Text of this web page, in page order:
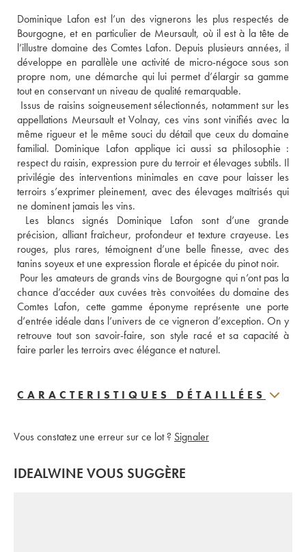
Dominique Lafon est l’un des vignerons les plus respectés de
Bourgogne, et en particulier de Meursault, où il est à la tête de
l’illustre domaine des Comtes Lafon. Depuis plusieurs années, il
développe en parallèle une activité de micro-négoce sous son
propre nom, une démarche qui lui permet d’élargir sa gamme
tout en conservant un niveau de qualité remarquable.
Issus de raisins soigneusement sélectionnés, notamment sur les
appellations Meursault et Volnay, ces vins sont vinifiés avec la
même rigueur et le même souci du détail que ceux du domaine
familial. Dominique Lafon applique ici aussi sa philosophie :
respect du raisin, expression pure du terroir et élevages subtils. Il
privilégie des interventions minimales en cave pour laisser les
terroirs s’exprimer pleinement, avec des élevages maîtrisés qui
ne dominent jamais les vins.
Les blancs signés Dominique Lafon sont d’une grande
précision, alliant fraîcheur, profondeur et texture crayeuse. Les
rouges, plus rares, témoignent d’une belle finesse, avec des
tanins soyeux et une expression florale et épicée du pinot noir.
Pour les amateurs de grands vins de Bourgogne qui n’ont pas la
chance d’accéder aux cuvées très convoitées du domaine des
Comtes Lafon, cette gamme éponyme représente une porte
d’entrée idéale dans l’univers de ce vigneron d’exception. On y
retrouve tout son savoir-faire, son style racé et sa capacité à
faire parler les terroirs avec élégance et naturel.
CARACTERISTIQUES DÉTAILLÉES
Vous constatez une erreur sur ce lot ? Signaler
IDEALWINE VOUS SUGGÈRE